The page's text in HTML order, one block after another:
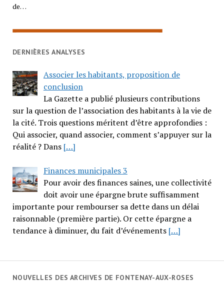
de…
DERNIÈRES ANALYSES
Associer les habitants, proposition de
conclusion
La Gazette a publié plusieurs contributions
sur la question de l’association des habitants à la vie de
la cité. Trois questions méritent d’être approfondies :
Qui associer, quand associer, comment s’appuyer sur la
réalité ? Dans […]
Finances municipales 3
Pour avoir des finances saines, une collectivité
doit avoir une épargne brute suffisamment
importante pour rembourser sa dette dans un délai
raisonnable (première partie). Or cette épargne a
tendance à diminuer, du fait d’événements […]
NOUVELLES DES ARCHIVES DE FONTENAY-AUX-ROSES